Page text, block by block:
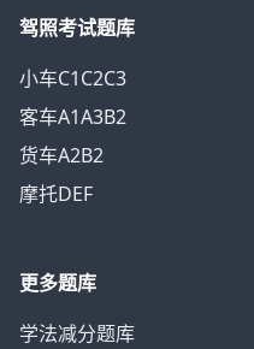
驾照考试题库
小车C1C2C3
客车A1A3B2
货车A2B2
摩托DEF
更多题库
学法减分题库